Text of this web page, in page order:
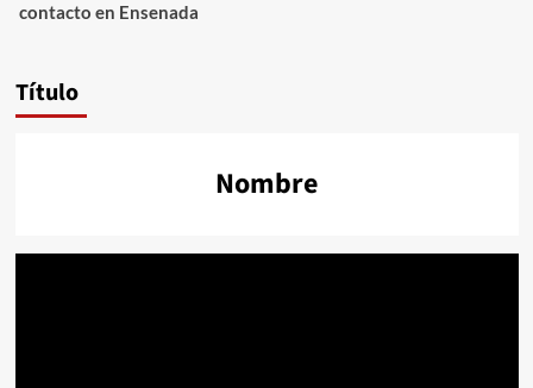
contacto en Ensenada
Título
Nombre